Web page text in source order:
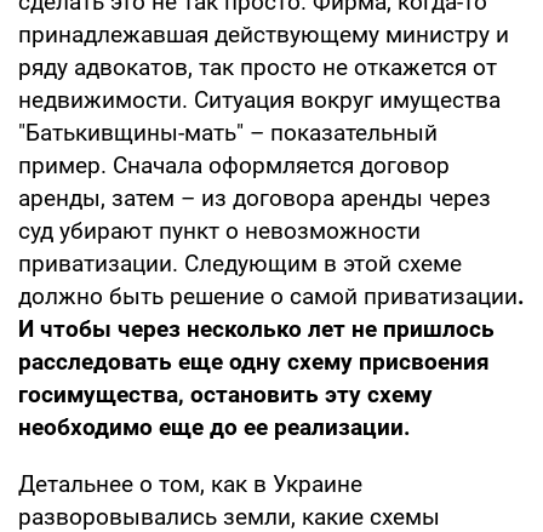
принадлежавшая действующему министру и
ряду адвокатов, так просто не откажется от
недвижимости. Ситуация вокруг имущества
"Батькивщины-мать" – показательный
пример. Сначала оформляется договор
аренды, затем – из договора аренды через
суд убирают пункт о невозможности
приватизации. Следующим в этой схеме
должно быть решение о самой приватизации.
И чтобы через несколько лет не пришлось
расследовать еще одну схему присвоения
госимущества, остановить эту схему
необходимо еще до ее реализации.
Детальнее о том, как в Украине
разворовывались земли, какие схемы